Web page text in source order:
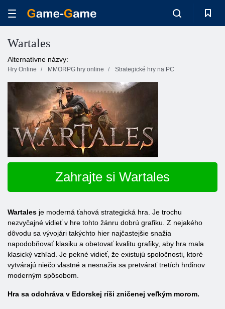
Wartales
Alternatívne názvy:
Hry Online MMORPG hry online Strategické hry na PC
Zahrajte si Wartales
Wartales je moderná ťahová strategická hra. Je trochu
nezvyčajné vidieť v hre tohto žánru dobrú grafiku. Z nejakého
dôvodu sa vývojári takýchto hier najčastejšie snažia
napodobňovať klasiku a obetovať kvalitu grafiky, aby hra mala
klasický vzhľad. Je pekné vidieť, že existujú spoločnosti, ktoré
vytvárajú niečo vlastné a nesnažia sa pretvárať tretích hrdinov
moderným spôsobom.
Hra sa odohráva v Edorskej ríši zničenej veľkým morom.